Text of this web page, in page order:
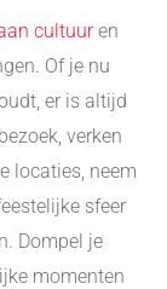
cultuuren
Of je nu
er is altijd
verken
locaties, neem
sfeer
Dompel je
momenten